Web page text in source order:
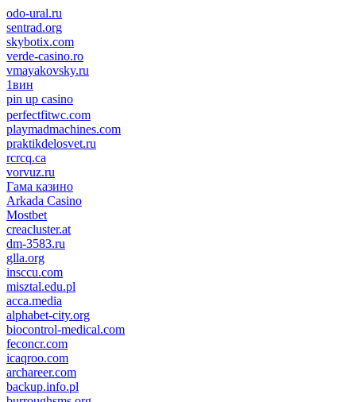
odo-ural.ru
sentrad.org
skybotix.com
verde-casino.ro
vmayakovsky.ru
1вин
pin up casino
пин ап
1win
perfectfitwc.com
playmadmachines.com
praktikdelosvet.ru
rcrcq.ca
vorvuz.ru
Гама казино
Arkada Casino
Mostbet
creacluster.at
dm-3583.ru
glla.org
insccu.com
misztal.edu.pl
acca.media
alphabet-city.org
biocontrol-medical.com
feconcr.com
icaqroo.com
archareer.com
backup.info.pl